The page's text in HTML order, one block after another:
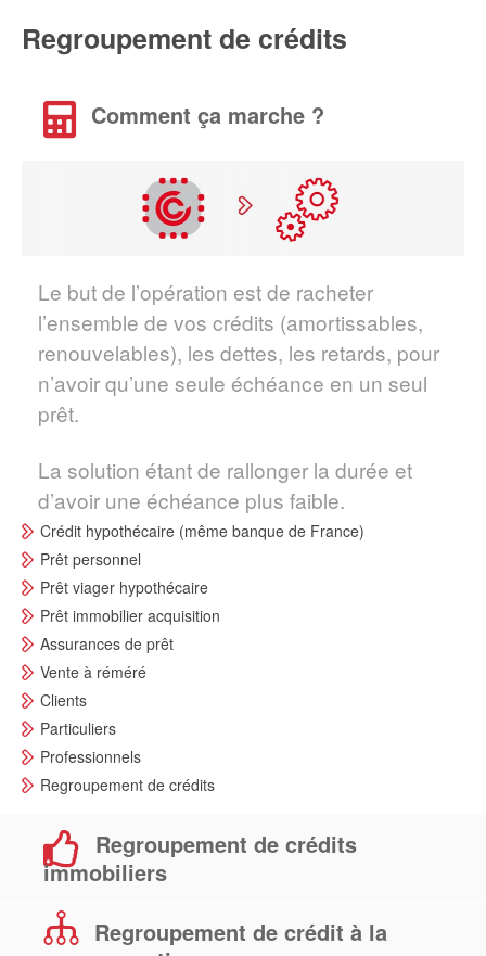
Regroupement de crédits
Comment ça marche ?
Le but de l’opération est de racheter
l’ensemble de vos crédits (amortissables,
renouvelables), les dettes, les retards, pour
n’avoir qu’une seule échéance en un seul
prêt.
La solution étant de rallonger la durée et
d’avoir une échéance plus faible.
Crédit hypothécaire (même banque de France)
Prêt personnel
Prêt viager hypothécaire
Prêt immobilier acquisition
Assurances de prêt
Vente à réméré
Clients
Particuliers
Professionnels
Regroupement de crédits
Regroupement de crédits
immobiliers
Regroupement de crédit à la